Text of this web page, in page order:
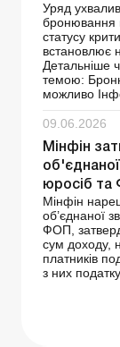
Уряд
бронювання
статусу
встановлює
Детальніше
темою:
можливо
09.06.2026
Мінфін
юросіб та
Мінфін
об’єднаної
ФОП,
сум доходу,
платників
з них